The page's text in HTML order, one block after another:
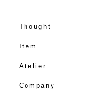
Thought
Item
Atelier
Company